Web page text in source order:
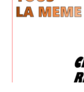
Église Verte